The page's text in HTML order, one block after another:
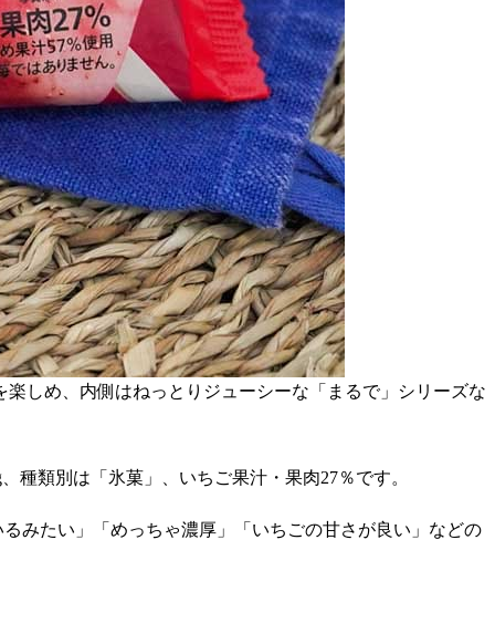
しめ、内側はねっとりジューシーな「まるで」シリーズな
種類別は「氷菓」、いちご果汁・果肉27％です。
みたい」「めっちゃ濃厚」「いちごの甘さが良い」などの